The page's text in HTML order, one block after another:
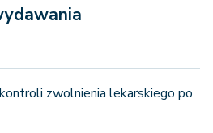
zwolnienia lekarskiego po